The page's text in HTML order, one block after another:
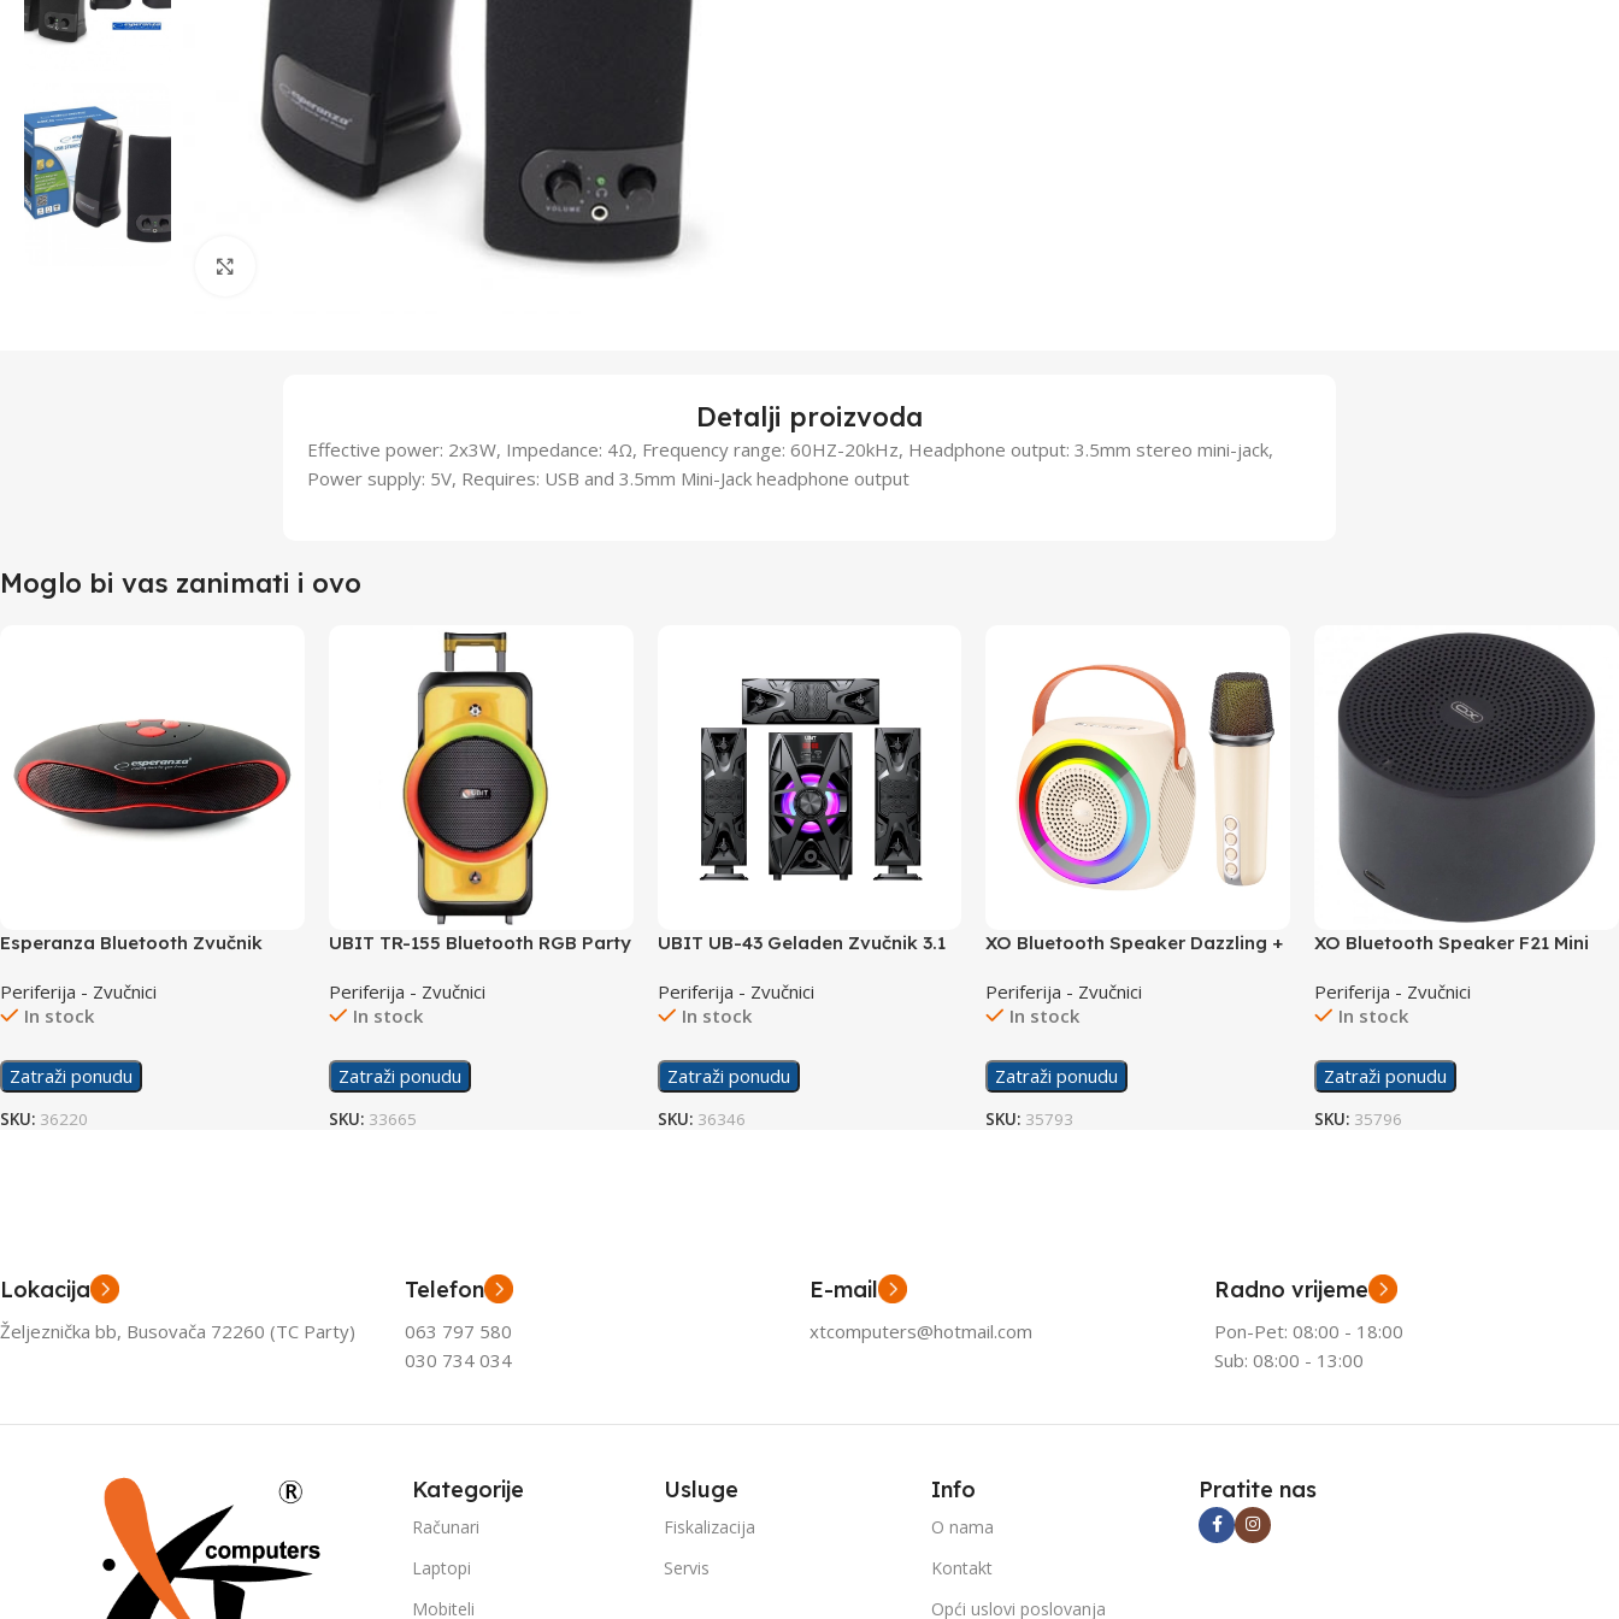
Detalji proizvoda
Effective power: 2x3W, Impedance: 4Ω, Frequency range: 60HZ-20kHz, Headphone output: 3.5mm stereo mini-jack,
Power supply: 5V, Requires: USB and 3.5mm Mini-Jack headphone output
Moglo bi vas zanimati i ovo
Esperanza Bluetooth Zvučnik
Periferija - Zvučnici
In stock
Zatraži ponudu
SKU: 36220
UBIT TR-155 Bluetooth RGB Party
Periferija - Zvučnici
In stock
Zatraži ponudu
SKU: 33665
UBIT UB-43 Geladen Zvučnik 3.1
Periferija - Zvučnici
In stock
Zatraži ponudu
SKU: 36346
XO Bluetooth Speaker Dazzling +
Periferija - Zvučnici
In stock
Zatraži ponudu
SKU: 35793
XO Bluetooth Speaker F21 Mini
Periferija - Zvučnici
In stock
Zatraži ponudu
SKU: 35796
Lokacija
Željeznička bb, Busovača 72260 (TC Party)
Telefon
063 797 580
030 734 034
E-mail
xtcomputers@hotmail.com
Radno vrijeme
Pon-Pet: 08:00 - 18:00
Sub: 08:00 - 13:00
Kategorije
Računari
Laptopi
Mobiteli
Usluge
Fiskalizacija
Servis
Info
O nama
Kontakt
Opći uslovi poslovanja
Pratite nas